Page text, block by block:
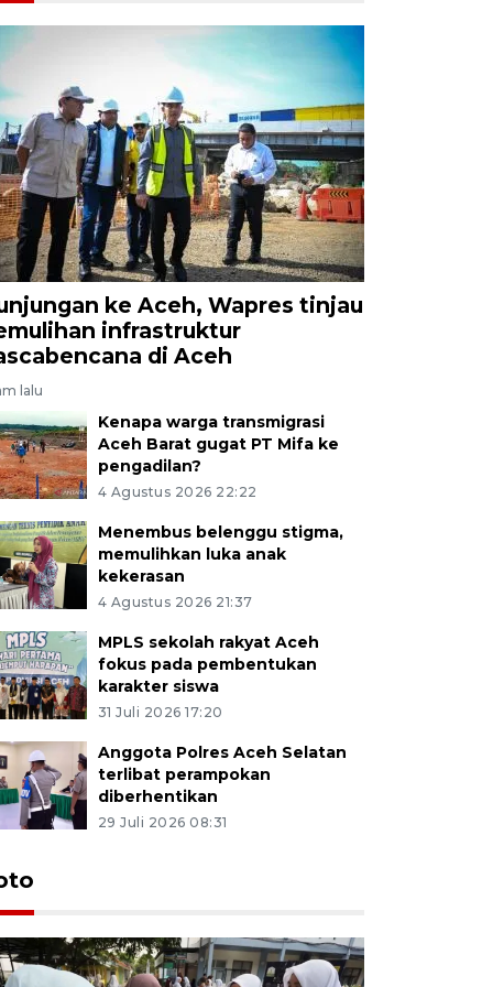
ke Aceh, Wapres tinjau
infrastruktur
di Aceh
lalu
Kenapa warga transmigrasi
Aceh Barat gugat PT Mifa ke
pengadilan?
4 Agustus 2026 22:22
Menembus belenggu stigma,
memulihkan luka anak
kekerasan
4 Agustus 2026 21:37
MPLS sekolah rakyat Aceh
fokus pada pembentukan
karakter siswa
31 Juli 2026 17:20
Anggota Polres Aceh Selatan
terlibat perampokan
diberhentikan
29 Juli 2026 08:31